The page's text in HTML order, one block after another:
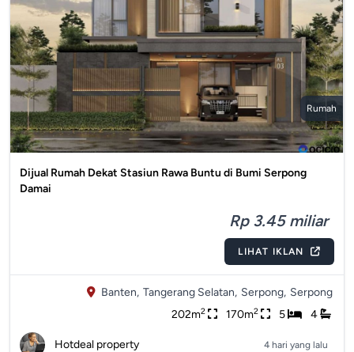
Rumah
Dijual Rumah Dekat Stasiun Rawa Buntu di Bumi Serpong
Damai
Rp 3.45 miliar
LIHAT IKLAN
Banten, Tangerang Selatan, Serpong, Serpong
202m2 170m2 5 4
Hotdeal property 4 hari yang lalu